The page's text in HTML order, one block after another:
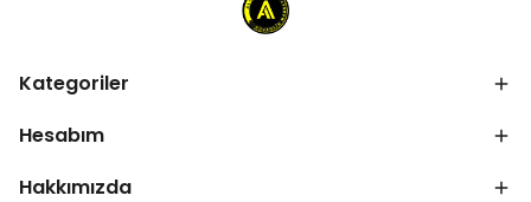
Kategoriler
Hesabım
Hakkımızda